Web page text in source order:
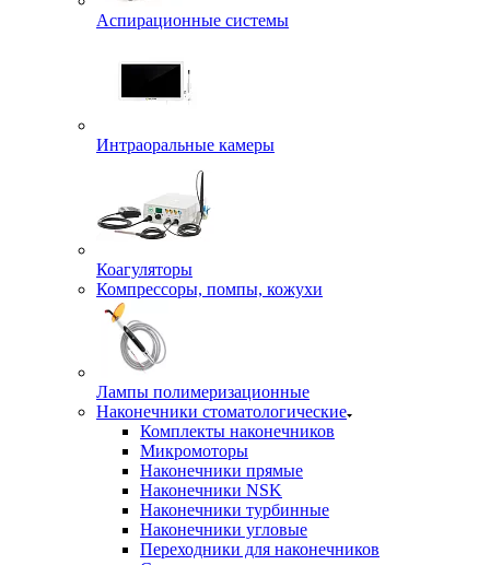
Аспирационные системы
Интраоральные камеры
Коагуляторы
Компрессоры, помпы, кожухи
Лампы полимеризационные
Наконечники стоматологические
Комплекты наконечников
Микромоторы
Наконечники прямые
Наконечники NSK
Наконечники турбинные
Наконечники угловые
Переходники для наконечников